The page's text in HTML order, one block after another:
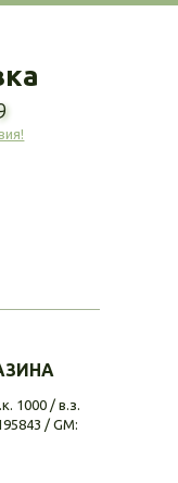
1000 / в.з.
/ GM: